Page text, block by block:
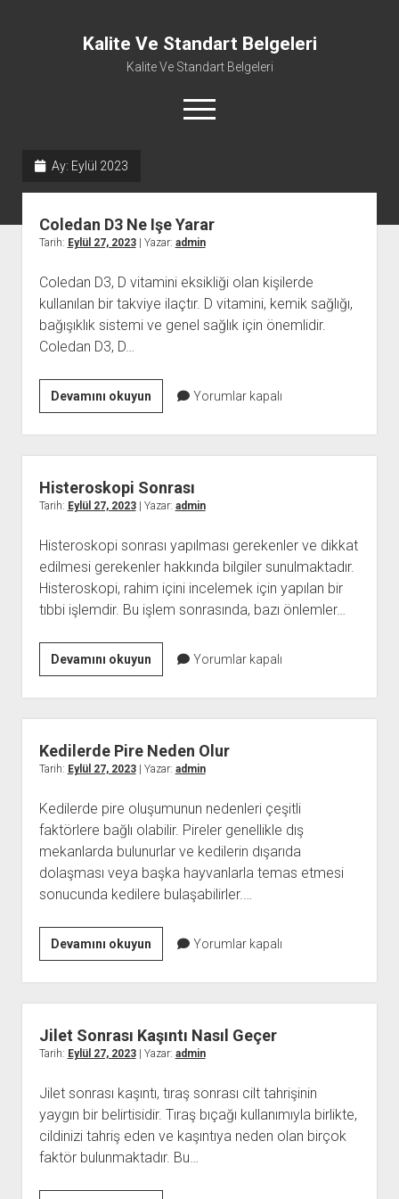
Kalite Ve Standart Belgeleri
Kalite Ve Standart Belgeleri
menüyü
aç
Ay: Eylül 2023
Coledan D3 Ne Işe Yarar
Tarih: Eylül 27, 2023| Yazar: admin
Coledan D3, D vitamini eksikliği olan kişilerde
kullanılan bir takviye ilaçtır. D vitamini, kemik sağlığı,
bağışıklık sistemi ve genel sağlık için önemlidir.
Coledan D3, D…
Devamını okuyunColedan
D3
Ne
Işe
Yorumlar kapalı
Histeroskopi Sonrası
Tarih: Eylül 27, 2023| Yazar: admin
Histeroskopi sonrası yapılması gerekenler ve dikkat
edilmesi gerekenler hakkında bilgiler sunulmaktadır.
Histeroskopi, rahim içini incelemek için yapılan bir
tıbbi işlemdir. Bu işlem sonrasında, bazı önlemler…
Devamını okuyunHisteroskopi
Sonrası
Yorumlar kapalı
Kedilerde Pire Neden Olur
Tarih: Eylül 27, 2023| Yazar: admin
Kedilerde pire oluşumunun nedenleri çeşitli
faktörlere bağlı olabilir. Pireler genellikle dış
mekanlarda bulunurlar ve kedilerin dışarıda
dolaşması veya başka hayvanlarla temas etmesi
sonucunda kedilere bulaşabilirler.…
Devamını okuyunKedilerde
Pire
Neden
Olur
Yorumlar kapalı
Jilet Sonrası Kaşıntı Nasıl Geçer
Tarih: Eylül 27, 2023| Yazar: admin
Jilet sonrası kaşıntı, tıraş sonrası cilt tahrişinin
yaygın bir belirtisidir. Tıraş bıçağı kullanımıyla birlikte,
cildinizi tahriş eden ve kaşıntıya neden olan birçok
faktör bulunmaktadır. Bu…